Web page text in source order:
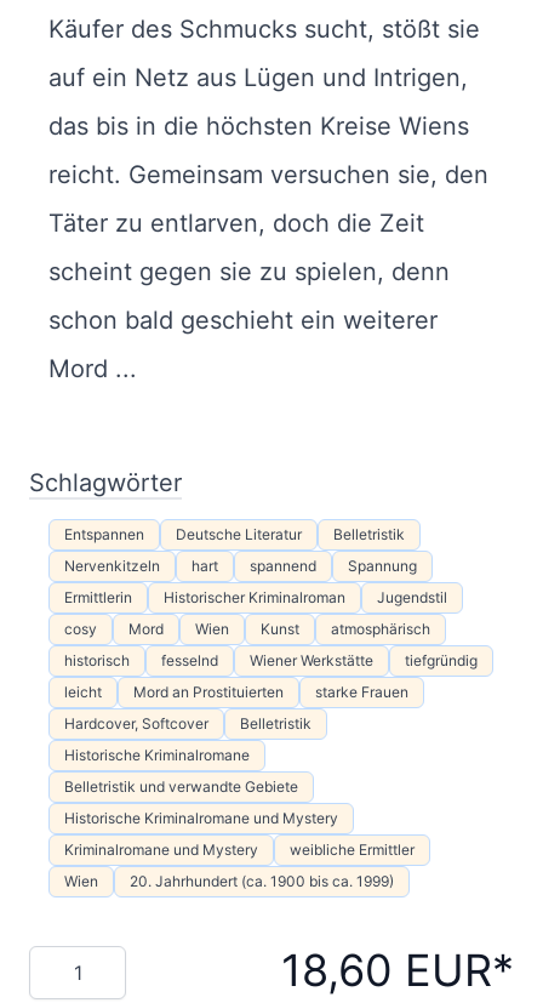
Käufer des Schmucks sucht, stößt sie
auf ein Netz aus Lügen und Intrigen,
das bis in die höchsten Kreise Wiens
reicht. Gemeinsam versuchen sie, den
Täter zu entlarven, doch die Zeit
scheint gegen sie zu spielen, denn
schon bald geschieht ein weiterer
Mord ...
Schlagwörter
Entspannen Deutsche Literatur
Belletristik
Nervenkitzeln
hart spannend
Spannung
Ermittlerin
Historischer Kriminalroman
Jugendstil
cosy
Mord Wien Kunst
atmosphärisch
historisch
fesselnd Wiener Werkstätte
tiefgründig
leicht
Mord an Prostituierten
starke Frauen
Hardcover, Softcover
Belletristik
Historische Kriminalromane
Belletristik und verwandte Gebiete
Historische Kriminalromane und Mystery
Kriminalromane und Mystery
weibliche Ermittler
Wien
20. Jahrhundert (ca. 1900 bis ca. 1999)
Menge 18,60 EUR